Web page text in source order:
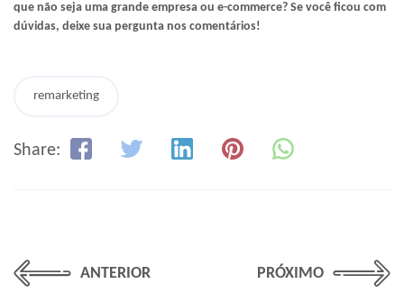
que não seja uma grande empresa ou e-commerce? Se você ficou com
dúvidas, deixe sua pergunta nos comentários!
remarketing
Share:
ANTERIOR PRÓXIMO